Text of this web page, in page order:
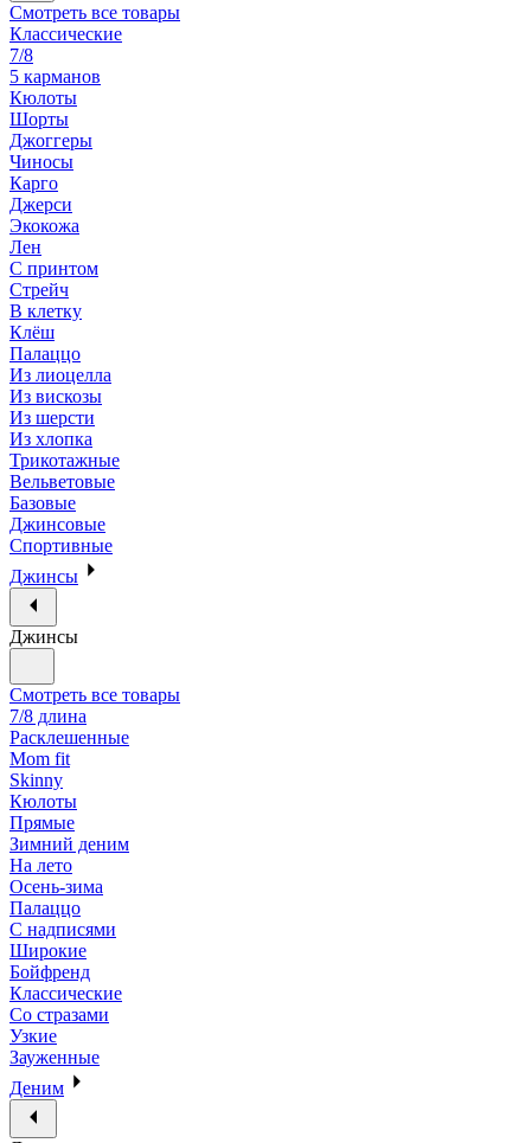
Смотреть все товары
Классические
7/8
5 карманов
Кюлоты
Шорты
Джоггеры
Чиносы
Карго
Джерси
Экокожа
Лен
С принтом
Стрейч
В клетку
Клёш
Палаццо
Из лиоцелла
Из вискозы
Из шерсти
Из хлопка
Трикотажные
Вельветовые
Базовые
Джинсовые
Спортивные
Джинсы
Джинсы
Смотреть все товары
7/8 длина
Расклешенные
Mom fit
Skinny
Кюлоты
Прямые
Зимний деним
На лето
Осень-зима
Палаццо
С надписями
Широкие
Бойфренд
Классические
Со стразами
Узкие
Зауженные
Деним